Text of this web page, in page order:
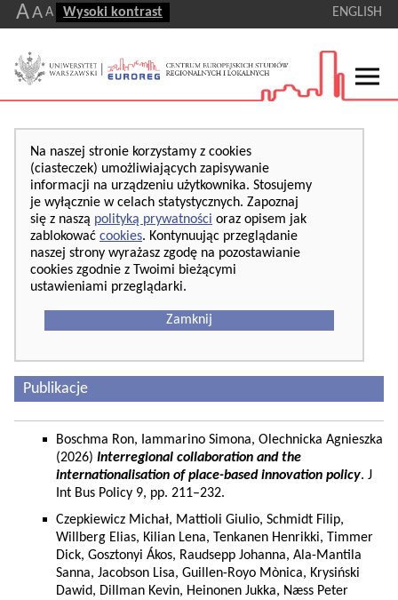
AA A Wysoki kontrast ENGLISH
Na naszej stronie korzystamy z cookies
(ciasteczek) umożliwiających zapisywanie
informacji na urządzeniu użytkownika. Stosujemy
je wyłącznie w celach statystycznych. Zapoznaj
się z naszą polityką prywatności oraz opisem jak
zablokować cookies. Kontynuując przeglądanie
naszej strony wyrażasz zgodę na pozostawianie
cookies zgodnie z Twoimi bieżącymi
ustawieniami przeglądarki.
Zamknij
Publikacje
Boschma Ron, Iammarino Simona, Olechnicka Agnieszka
(2026) Interregional collaboration and the
internationalisation of place-based innovation policy. J
Int Bus Policy 9, pp. 211–232.
Czepkiewicz Michał, Mattioli Giulio, Schmidt Filip,
Willberg Elias, Kilian Lena, Tenkanen Henrikki, Timmer
Dick, Gosztonyi Ákos, Raudsepp Johanna, Ala-Mantila
Sanna, Jacobson Lisa, Guillen-Royo Mònica, Krysiński
Dawid, Dillman Kevin, Heinonen Jukka, Næss Peter